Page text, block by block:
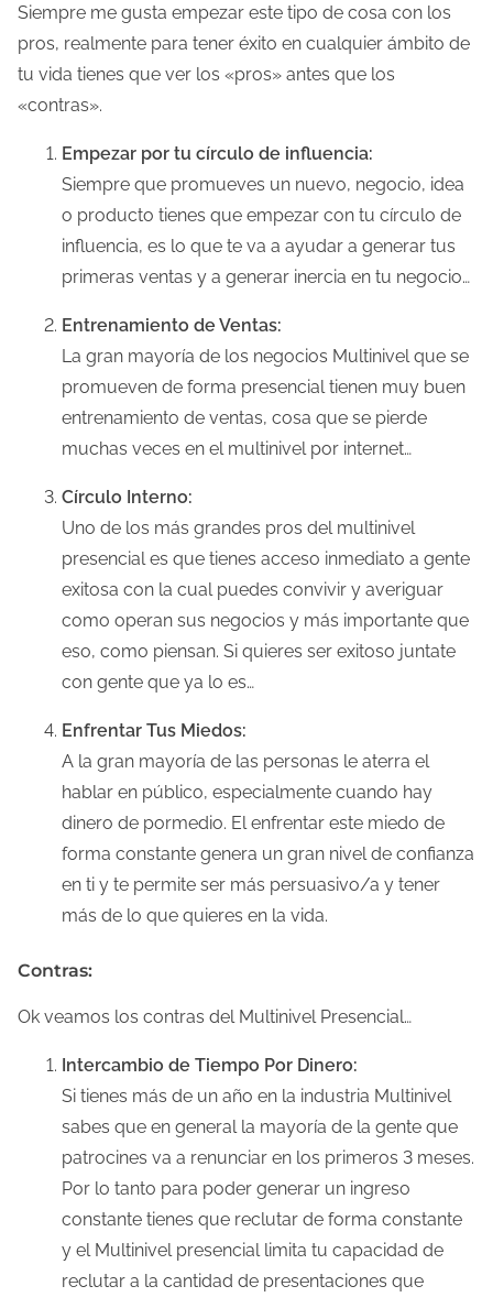
Siempre me gusta empezar este tipo de cosa con los
pros, realmente para tener éxito en cualquier ámbito de
tu vida tienes que ver los «pros» antes que los
«contras».
Empezar por tu círculo de influencia:
Siempre que promueves un nuevo, negocio, idea
o producto tienes que empezar con tu círculo de
influencia, es lo que te va a ayudar a generar tus
primeras ventas y a generar inercia en tu negocio…
Entrenamiento de Ventas:
La gran mayoría de los negocios Multinivel que se
promueven de forma presencial tienen muy buen
entrenamiento de ventas, cosa que se pierde
muchas veces en el multinivel por internet…
Círculo Interno:
Uno de los más grandes pros del multinivel
presencial es que tienes acceso inmediato a gente
exitosa con la cual puedes convivir y averiguar
como operan sus negocios y más importante que
eso, como piensan. Si quieres ser exitoso juntate
con gente que ya lo es…
Enfrentar Tus Miedos:
A la gran mayoría de las personas le aterra el
hablar en público, especialmente cuando hay
dinero de pormedio. El enfrentar este miedo de
forma constante genera un gran nivel de confianza
en ti y te permite ser más persuasivo/a y tener
más de lo que quieres en la vida.
Contras:
Ok veamos los contras del Multinivel Presencial…
Intercambio de Tiempo Por Dinero:
Si tienes más de un año en la industria Multinivel
sabes que en general la mayoría de la gente que
patrocines va a renunciar en los primeros 3 meses.
Por lo tanto para poder generar un ingreso
constante tienes que reclutar de forma constante
y el Multinivel presencial limita tu capacidad de
reclutar a la cantidad de presentaciones que